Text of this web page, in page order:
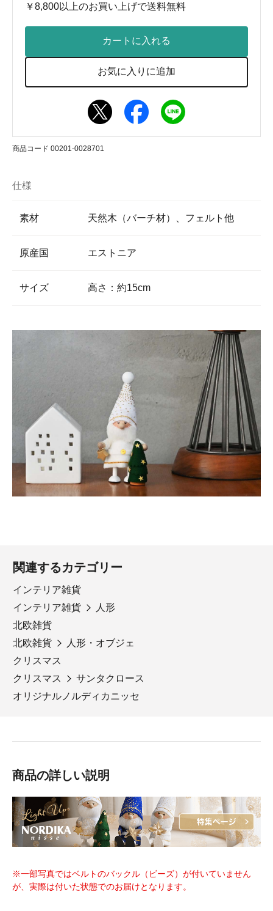
￥8,800以上のお買い上げで送料無料
カートに入れる
お気に入りに追加
商品コード 00201-0028701
仕様
素材 天然木（バーチ材）、フェルト他
原産国 エストニア
サイズ 高さ：約15cm
関連するカテゴリー
インテリア雑貨
インテリア雑貨
人形
北欧雑貨
北欧雑貨
人形・オブジェ
クリスマス
クリスマス
サンタクロース
オリジナルノルディカニッセ
商品の詳しい説明
※一部写真ではベルトのバックル（ビーズ）が付いていません
が、実際は付いた状態でのお届けとなります。